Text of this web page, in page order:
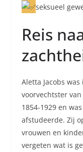
seksueel
Reis
Aletta Jacobs
voorvechtster
1854-1929 en
afstudeerde. Zij
vrouwen en
vergeten wat is